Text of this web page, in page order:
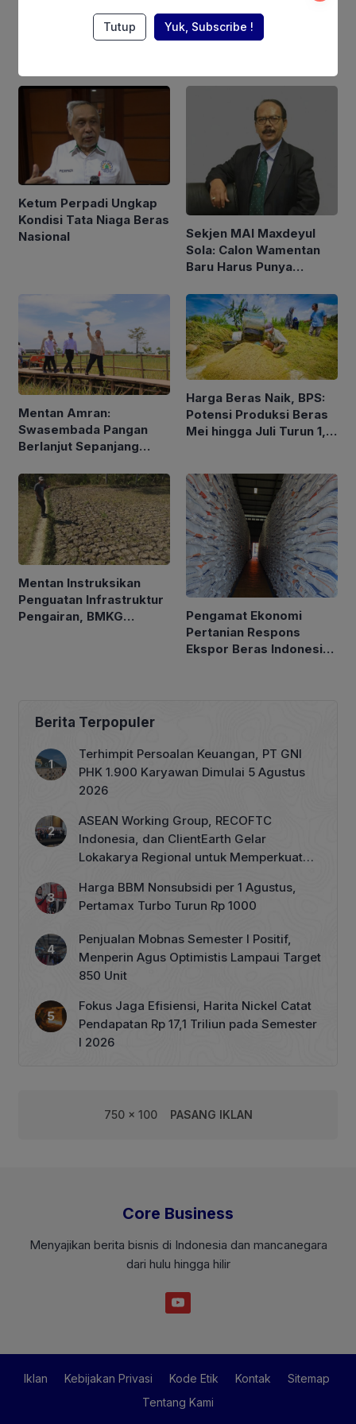
Ketum Perpadi Ungkap
Kondisi Tata Niaga Beras
Nasional
Sekjen MAI Maxdeyul
Sola: Calon Wamentan
Baru Harus Punya
Holistik
Mentan Amran:
Swasembada Pangan
Berlanjut Sepanjang
Harga Beras Naik, BPS:
Potensi Produksi Beras
Mei hingga Juli Turun 1,16
Mentan Instruksikan
Penguatan Infrastruktur
Pengairan, BMKG
Pengamat Ekonomi
Pertanian Respons
Ekspor Beras Indonesia
Berita Terpopuler
Terhimpit Persoalan Keuangan, PT GNI
PHK 1.900 Karyawan Dimulai 5 Agustus
2026
ASEAN Working Group, RECOFTC
Indonesia, dan ClientEarth Gelar
Lokakarya Regional untuk Memperkuat
Harga BBM Nonsubsidi per 1 Agustus,
Pertamax Turbo Turun Rp 1000
Penjualan Mobnas Semester I Positif,
Menperin Agus Optimistis Lampaui Target
850 Unit
Fokus Jaga Efisiensi, Harita Nickel Catat
Pendapatan Rp 17,1 Triliun pada Semester
I 2026
750 x 100 PASANG IKLAN
Core Business
Menyajikan berita bisnis di Indonesia dan mancanegara
dari hulu hingga hilir
Iklan Kebijakan Privasi Kode Etik Kontak
Sitemap
Tentang Kami
Tutup Yuk, Subscribe !